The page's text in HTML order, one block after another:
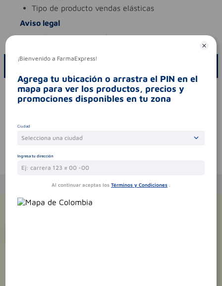
tipo de producto vendas elásticas
Aviso legal
codigo invima 2016dm-0014887
ESCRIBE UN COMENTARIO
Por favor, inicie sesión para escribir un comentario
Te puede interesar
¡Bienvenido a FarmaExpress!
Agrega tu ubicación o arrastra el PIN en el
mapa para ver los productos, precios y
promociones disponibles en tu zona
Ciudad
Selecciona una ciudad
Ingresa tu dirección
Al continuar aceptas los Términos y Condiciones .